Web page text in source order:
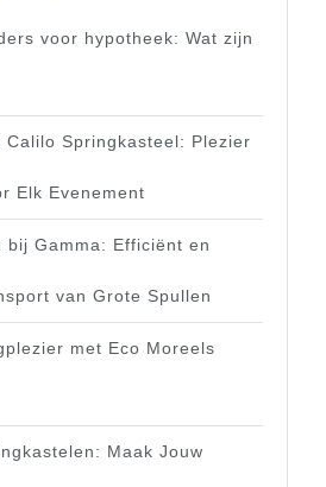
voor hypotheek: Wat zijn
Calilo Springkasteel: Plezier
Elk Evenement
bij Gamma: Efficiënt en
van Grote Spullen
met Eco Moreels
Maak Jouw